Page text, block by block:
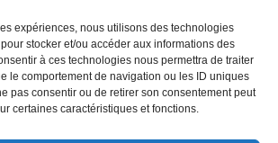
expériences, nous utilisons des technologies
stocker et/ou accéder aux informations des
à ces technologies nous permettra de traiter
le comportement de navigation ou les ID uniques
pas consentir ou de retirer son consentement peut
certaines caractéristiques et fonctions.
Champs